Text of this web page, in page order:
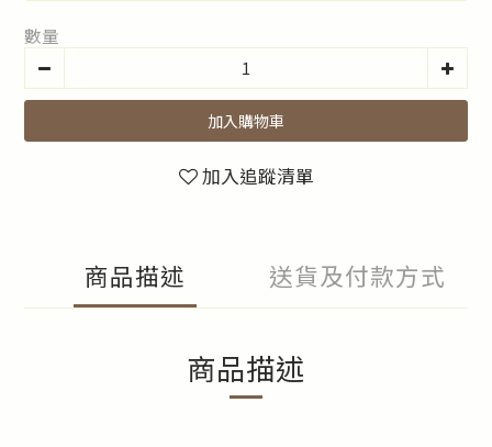
數量
加入購物車
加入追蹤清單
商品描述 送貨及付款方式
商品描述